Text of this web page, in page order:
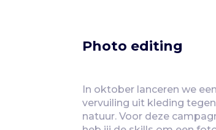
Photo editing
In oktober lanceren we
vervuiling uit kleding
natuur. Voor deze